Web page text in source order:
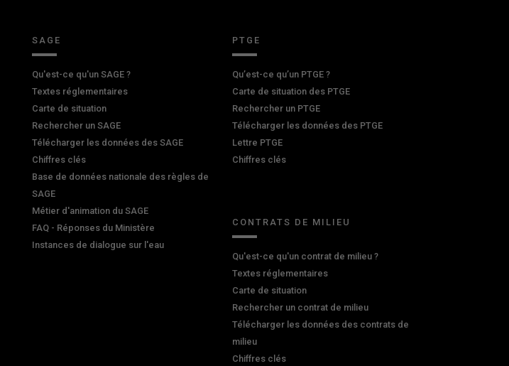
SAGE
Qu'est-ce qu'un SAGE ?
Textes réglementaires
Carte de situation
Rechercher un SAGE
Télécharger les données des SAGE
Chiffres clés
Base de données nationale des règles de
SAGE
Métier d'animation du SAGE
FAQ - Réponses du Ministère
Instances de dialogue sur l'eau
PTGE
Qu’est-ce qu’un PTGE ?
Carte de situation des PTGE
Rechercher un PTGE
Télécharger les données des PTGE
Lettre PTGE
Chiffres clés
CONTRATS DE MILIEU
Qu'est-ce qu'un contrat de milieu ?
Textes réglementaires
Carte de situation
Rechercher un contrat de milieu
Télécharger les données des contrats de
milieu
Chiffres clés